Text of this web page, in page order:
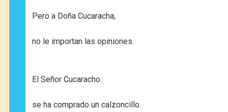
Pero a Doña Cucaracha,
no le importan las opiniones.
El Señor Cucaracho
se ha comprado un calzoncillo.